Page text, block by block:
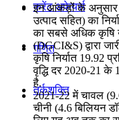
करेंट अफेयर्स
गणित
तर्कशक्ति
इन आंकड़ों के अनुसार
उत्पाद सहित) का
का सबसे अधिक कृषि
(DGCI&S) द्वारा
कृषि निर्यात 19.92
वृद्धि दर 2020-21 के
है.
2021-22 में चावल
चीनी (4.6 बिलियन